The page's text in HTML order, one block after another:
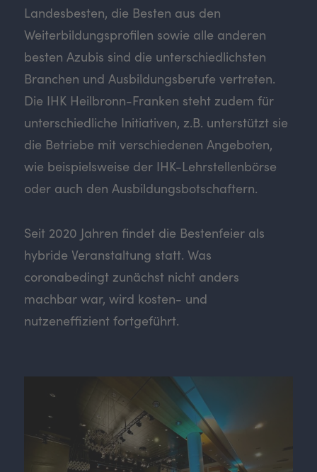
Landesbesten, die Besten aus den
Weiterbildungsprofilen sowie alle anderen
besten Azubis sind die unterschiedlichsten
Branchen und Ausbildungsberufe vertreten.
Die IHK Heilbronn-Franken steht zudem für
unterschiedliche Initiativen, z.B. unterstützt sie
die Betriebe mit verschiedenen Angeboten,
wie beispielsweise der IHK-Lehrstellenbörse
oder auch den Ausbildungsbotschaftern.
Seit 2020 Jahren findet die Bestenfeier als
hybride Veranstaltung statt. Was
coronabedingt zunächst nicht anders
machbar war, wird kosten- und
nutzeneffizient fortgeführt.